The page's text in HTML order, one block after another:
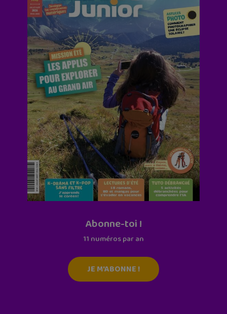
Abonne-toi !
11 numéros par an
JE M'ABONNE !